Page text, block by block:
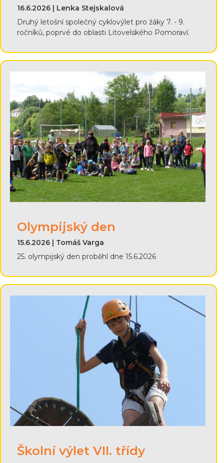
16.6.2026 | Lenka Stejskalová
Druhý letošní společný cyklovýlet pro žáky 7. - 9.
ročníků, poprvé do oblasti Litovelského Pomoraví.
Olympijský den
15.6.2026 | Tomáš Varga
25. olympijský den proběhl dne 15.6.2026
Školní výlet VII. třídy